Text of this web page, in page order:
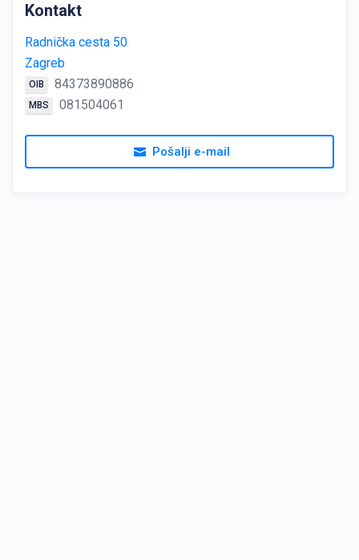
Kontakt
Radnička cesta 50
Zagreb
OIB 84373890886
MBS 081504061
Pošalji e-mail